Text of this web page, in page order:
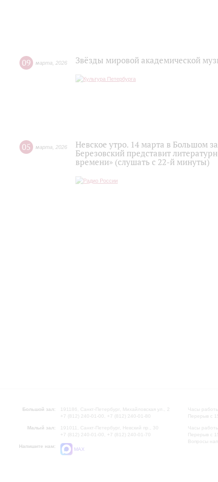
09 марта 2026 Звёзды мировой академической
05 марта 2026
Невское утро. 14 марта в Большом
Березовский представит
времени» (слушать с 22-й минуты)
Большой зал:
191186, Санкт-Петербург, Михайловская ул., 2
+7 (812) 240-01-00, +7 (812) 240-01-80
Малый зал:
191011, Санкт-Петербург, Невский пр., 30
+7 (812) 240-01-00, +7 (812) 240-01-70
Напишите нам:
MAX
Часы
Перерыв с
Часы
Перерыв с
Вопросы